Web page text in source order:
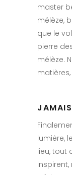
master
mélèze,
que le
pierre
mélèze.
lumière,
lieu, tout